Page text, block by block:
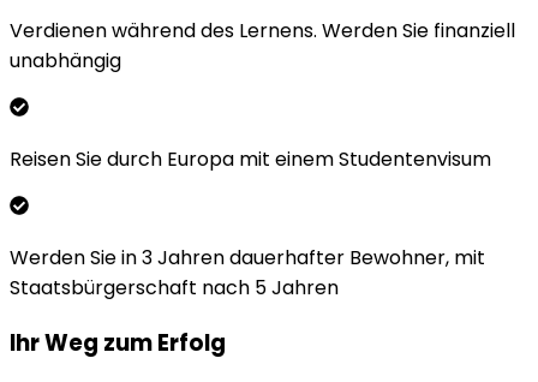
Verdienen während des Lernens. Werden Sie finanziell
unabhängig
Reisen Sie durch Europa mit einem Studentenvisum
Werden Sie in 3 Jahren dauerhafter Bewohner, mit
Staatsbürgerschaft nach 5 Jahren
Ihr Weg zum Erfolg